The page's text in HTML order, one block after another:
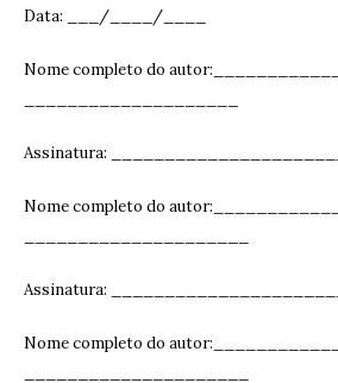
Data: ___/____/____
Nome completo do
Assinatura:
Nome completo do
Assinatura:
Nome completo do